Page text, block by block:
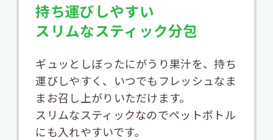
持ち運びしやすい
スリムなスティック分包
ギュッとしぼったにがうり果汁を、持ち
運びしやすく、 いつでもフレッシュなま
まお召し上がりいただけます。
スリムなスティックなのでペットボトル
にも入れやすいです。